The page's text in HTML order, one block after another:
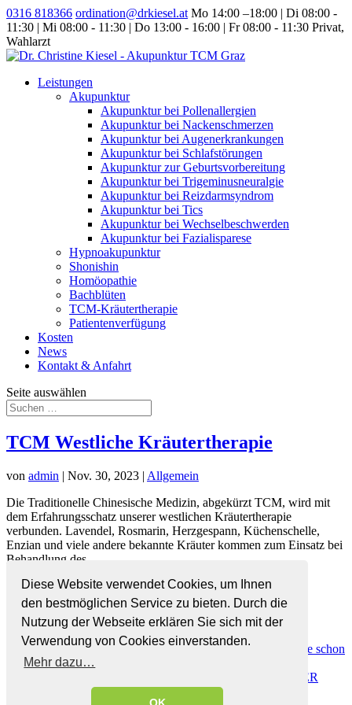
Diese Website verwendet Cookies, um Ihnen
den bestmöglichen Service zu bieten. Durch die
Nutzung der Webseite erklären Sie sich mit der
Verwendung von Cookies einverstanden.
Mehr dazu…
0316 818366 ordination@drkiesel.at Mo 14:00 –18:00 | Di 08:00 -
11:30 | Mi 08:00 - 11:30 | Do 13:00 - 16:00 | Fr 08:00 - 11:30 Privat,
Wahlarzt
Leistungen
Akupunktur
Akupunktur bei Pollenallergien
Akupunktur bei Nackenschmerzen
Akupunktur bei Augenerkrankungen
Akupunktur bei Schlafstörungen
Akupunktur zur Geburtsvorbereitung
Akupunktur bei Trigeminusneuralgie
Akupunktur bei Reizdarmsyndrom
Akupunktur bei Tics
Akupunktur bei Wechselbeschwerden
Akupunktur bei Fazialisparese
Hypnoakupunktur
Shonishin
Homöopathie
Bachblüten
TCM-Kräutertherapie
Patientenverfügung
Kosten
News
Kontakt & Anfahrt
Seite auswählen
TCM Westliche Kräutertherapie
von admin | Nov. 30, 2023 | Allgemein
Die Traditionelle Chinesische Medizin, abgekürzt TCM, wird mit
dem Erfahrungsschatz unserer westlichen Kräutertherapie
verbunden. Lavendel, Rosmarin, Herzgespann, Küchenschelle,
Enzian und viele andere bekannte Kräuter kommen zum Einsatz bei
Behandlung des...
Neueste Beiträge
News Update Juni 2026
Pollensaison 2026 am Höhepunkt
Start der Pollensaison 2026 – Heuer so viele Pollen wie schon
lange nicht mehr!
EINREICHUNG D. HONORARNOTEN BEI IHRER
KRANKENKASSE